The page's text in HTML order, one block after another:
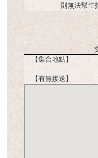
則無法幫忙
【集合地點】
【有無接送】